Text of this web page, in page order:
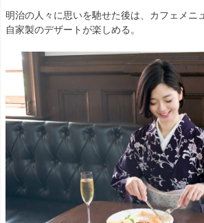
明治の人々に思いを馳せた後は、カフェメニ
自家製のデザートが楽しめる。